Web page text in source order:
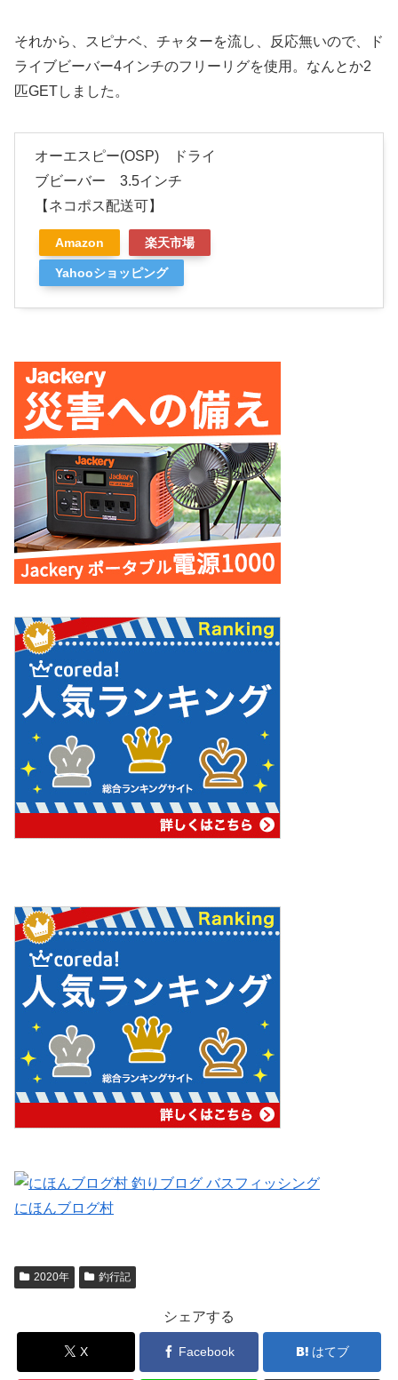
それから、スピナベ、チャターを流し、反応無いので、ド
ライブビーバー4インチのフリーリグを使用。なんとか2
匹GETしました。
オーエスピー(OSP) ドライ
ブビーバー 3.5インチ
【ネコポス配送可】
Amazon 楽天市場
Yahooショッピング
にほんブログ村
2020年 釣行記
シェアする
X Facebook はてブ